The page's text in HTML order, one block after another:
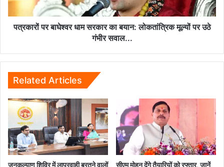
लोकतांत्रिक
मूल्यों
परपत्रकारों पर बाघेश्वर धाम सरकार का बयान: लोकतांत्रिक मूल्यों पर उठे
गंभीर सवाल...
Related Articles
जनकल्याण शिविर में लापरवाही बरतने वालों सीएम मोहन देंगे तैयारियों को रफ्तार, जानें